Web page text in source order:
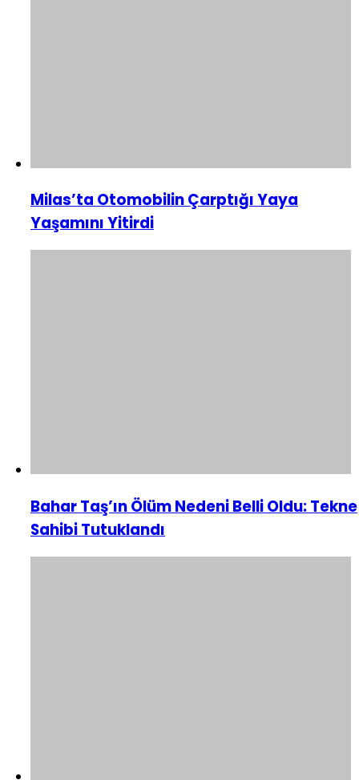
Milas’ta Otomobilin Çarptığı Yaya
Yaşamını Yitirdi
Bahar Taş’ın Ölüm Nedeni Belli Oldu: Tekne
Sahibi Tutuklandı